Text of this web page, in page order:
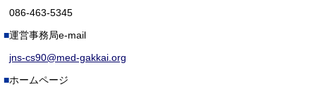
086-463-5345
運営事務局e-mail
jns-cs90@med-gakkai.org
ホームページ